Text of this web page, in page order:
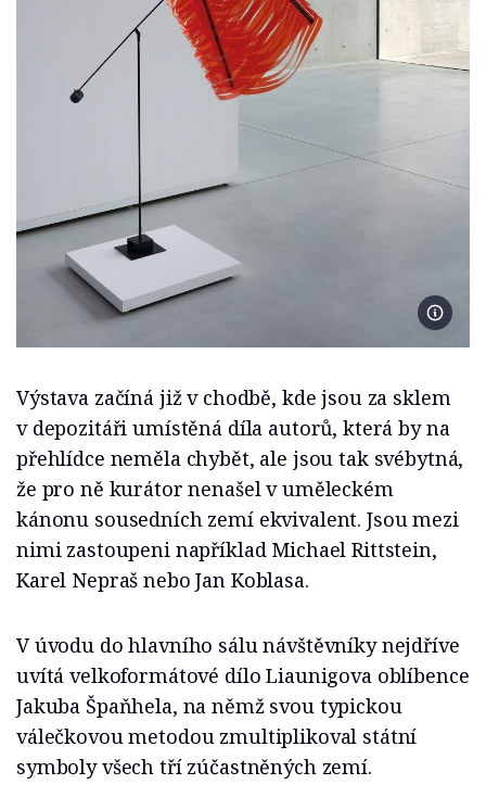
Foto
Výstava začíná již v chodbě, kde jsou za sklem
v depozitáři umístěná díla autorů, která by na
přehlídce neměla chybět, ale jsou tak svébytná,
že pro ně kurátor nenašel v uměleckém
kánonu sousedních zemí ekvivalent. Jsou mezi
nimi zastoupeni například Michael Rittstein,
Karel Nepraš nebo Jan Koblasa.
V úvodu do hlavního sálu návštěvníky nejdříve
uvítá velkoformátové dílo Liaunigova oblíbence
Jakuba Špaňhela, na němž svou typickou
válečkovou metodou zmultiplikoval státní
symboly všech tří zúčastněných zemí.